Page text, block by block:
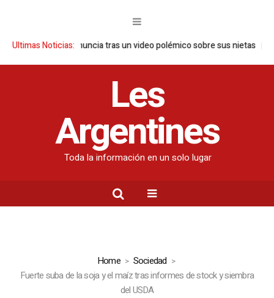
Ultimas Noticias:
Nara se pronuncia tras un video polémico sobre sus nietas Las 5
Les
Argentines
Toda la información en un solo lugar
Home
Sociedad
Fuerte suba de la soja y el maíz tras informes de stock y siembra
del USDA